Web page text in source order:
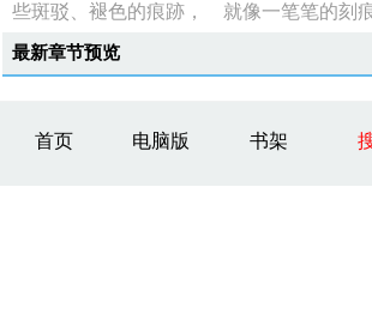
些斑驳、褪色的痕跡， 就像一笔笔的刻
最新章节预览
首页 电脑版 书架